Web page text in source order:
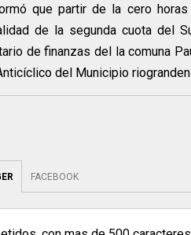
que partir de la cero
de la segunda cuota del
de finanzas del la comuna
del Municipio
FACEBOOK